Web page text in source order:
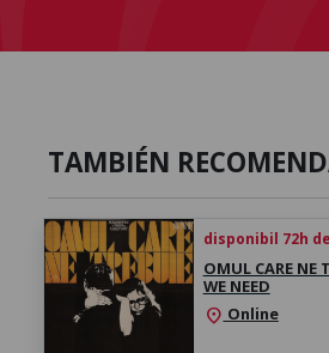
TAMBIÉN
disponibil 72h
OMUL CARE NE
WE NEED
location_on Online